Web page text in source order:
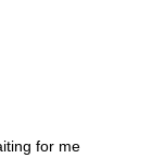
for me